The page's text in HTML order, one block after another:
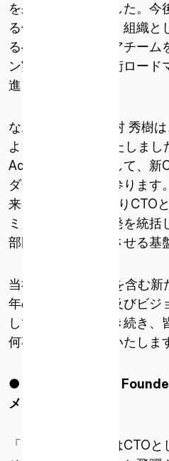
東京都中央区日本橋本
ISPACE U.S.
を果たして参りました。今
る価値をご提供し、組織と
るべく、エンジニアチーム
ン実現に向けた技術ロード
進して参ります。
なお、前CTOの下村 秀樹
よりCTOを退任いたしまし
Advisor to CTOとして、新
ダー開発を支えて参ります
来、約2年間にわたりCTO
ミッション２の開発を統括
部門を拡大・発展させる基
当社は新CTO氏家を含む
年のミッション１及びビジ
して参ります。引き続き、
何卒宜しくお願いいたしま
● 株式会社 ispace
メント
「これまで下村氏はCTO